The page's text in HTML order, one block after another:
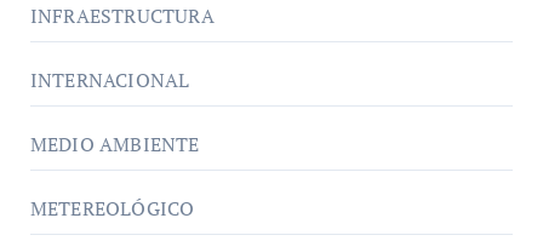
INFRAESTRUCTURA
INTERNACIONAL
MEDIO AMBIENTE
METEREOLÓGICO